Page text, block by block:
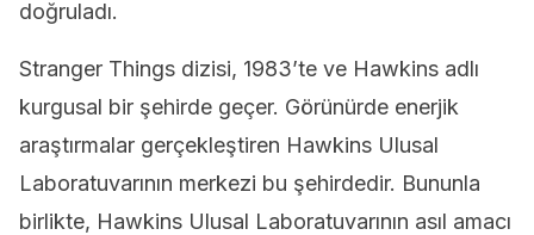
doğruladı.
Stranger Things dizisi, 1983’te ve Hawkins adlı
kurgusal bir şehirde geçer. Görünürde enerjik
araştırmalar gerçekleştiren Hawkins Ulusal
Laboratuvarının merkezi bu şehirdedir. Bununla
birlikte, Hawkins Ulusal Laboratuvarının asıl amacı